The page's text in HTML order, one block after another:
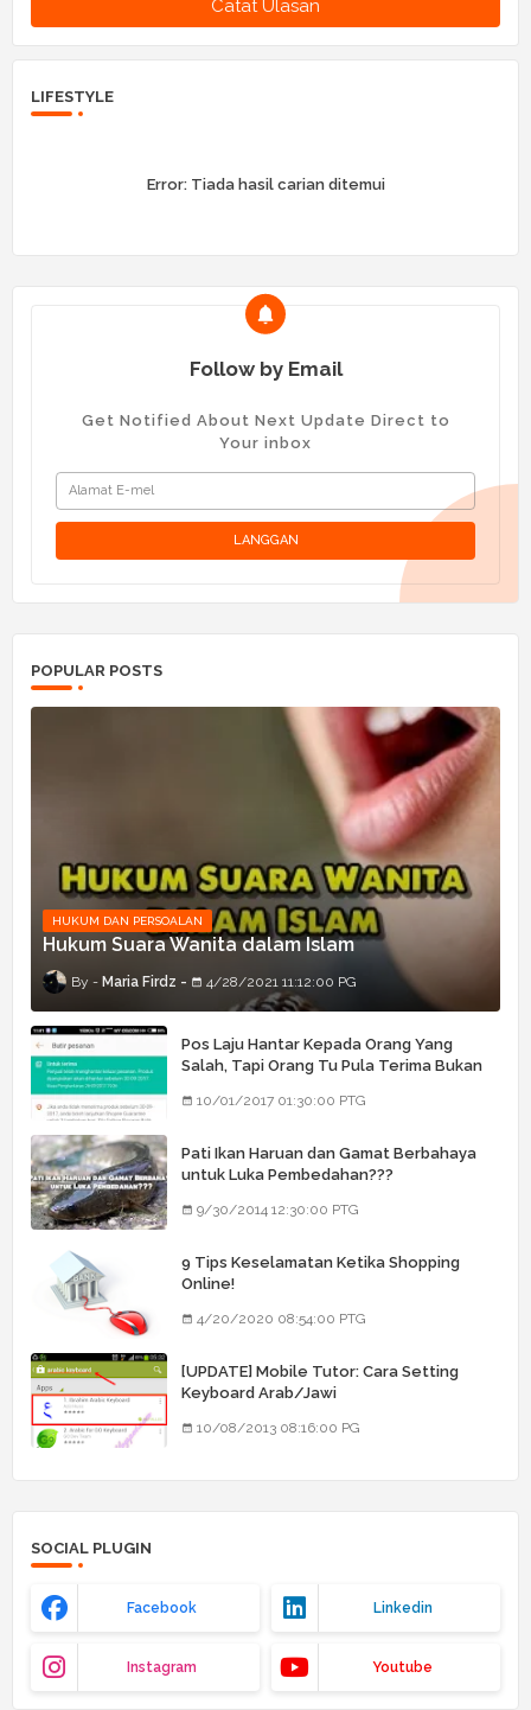
Catat Ulasan
LIFESTYLE
Error:Tiada hasil carian ditemui
Follow by Email
Get Notified About Next Update Direct to
Your inbox
POPULAR POSTS
HUKUM DAN PERSOALAN
Hukum Suara Wanita dalam Islam
Maria Firdz 4/28/2021 11:12:00 PG
Pos Laju Hantar Kepada Orang Yang
Salah, Tapi Orang Tu Pula Terima Bukan
10/01/2017 01:30:00 PTG
Pati Ikan Haruan dan Gamat Berbahaya
untuk Luka Pembedahan???
9/30/2014 12:30:00 PTG
9 Tips Keselamatan Ketika Shopping
Online!
4/20/2020 08:54:00 PTG
[UPDATE] Mobile Tutor: Cara Setting
Keyboard Arab/Jawi
10/08/2013 08:16:00 PG
SOCIAL PLUGIN
Facebook Linkedin
Instagram Youtube